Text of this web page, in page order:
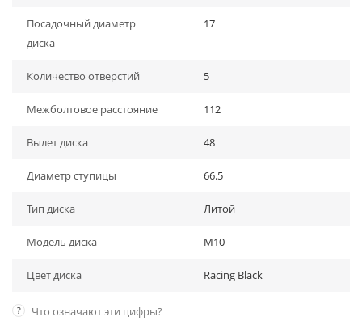
Посадочный диаметр
диска
17
Количество отверстий 5
Межболтовое расстояние 112
Вылет диска 48
Диаметр ступицы 66.5
Тип диска Литой
Модель диска M10
Цвет диска Racing Black
? Что означают эти цифры?